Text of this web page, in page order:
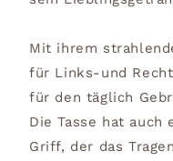
Mit ihrem
für Links-und
für den täglich
Die Tasse hat auch
Griff, der das